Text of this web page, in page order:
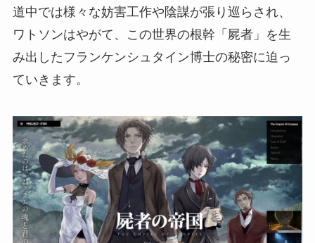
道中では様々な妨害工作や陰謀が張り巡らされ、
ワトソンはやがて、この世界の根幹「屍者」を生
み出したフランケンシュタイン博士の秘密に迫っ
ていきます。